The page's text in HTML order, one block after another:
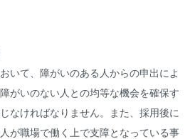
いて、障がいのある人からの申出によ
がいのない人との均等な機会を確保す
なければなりません。また、採用後に
が職場で働く上で支障となっている事